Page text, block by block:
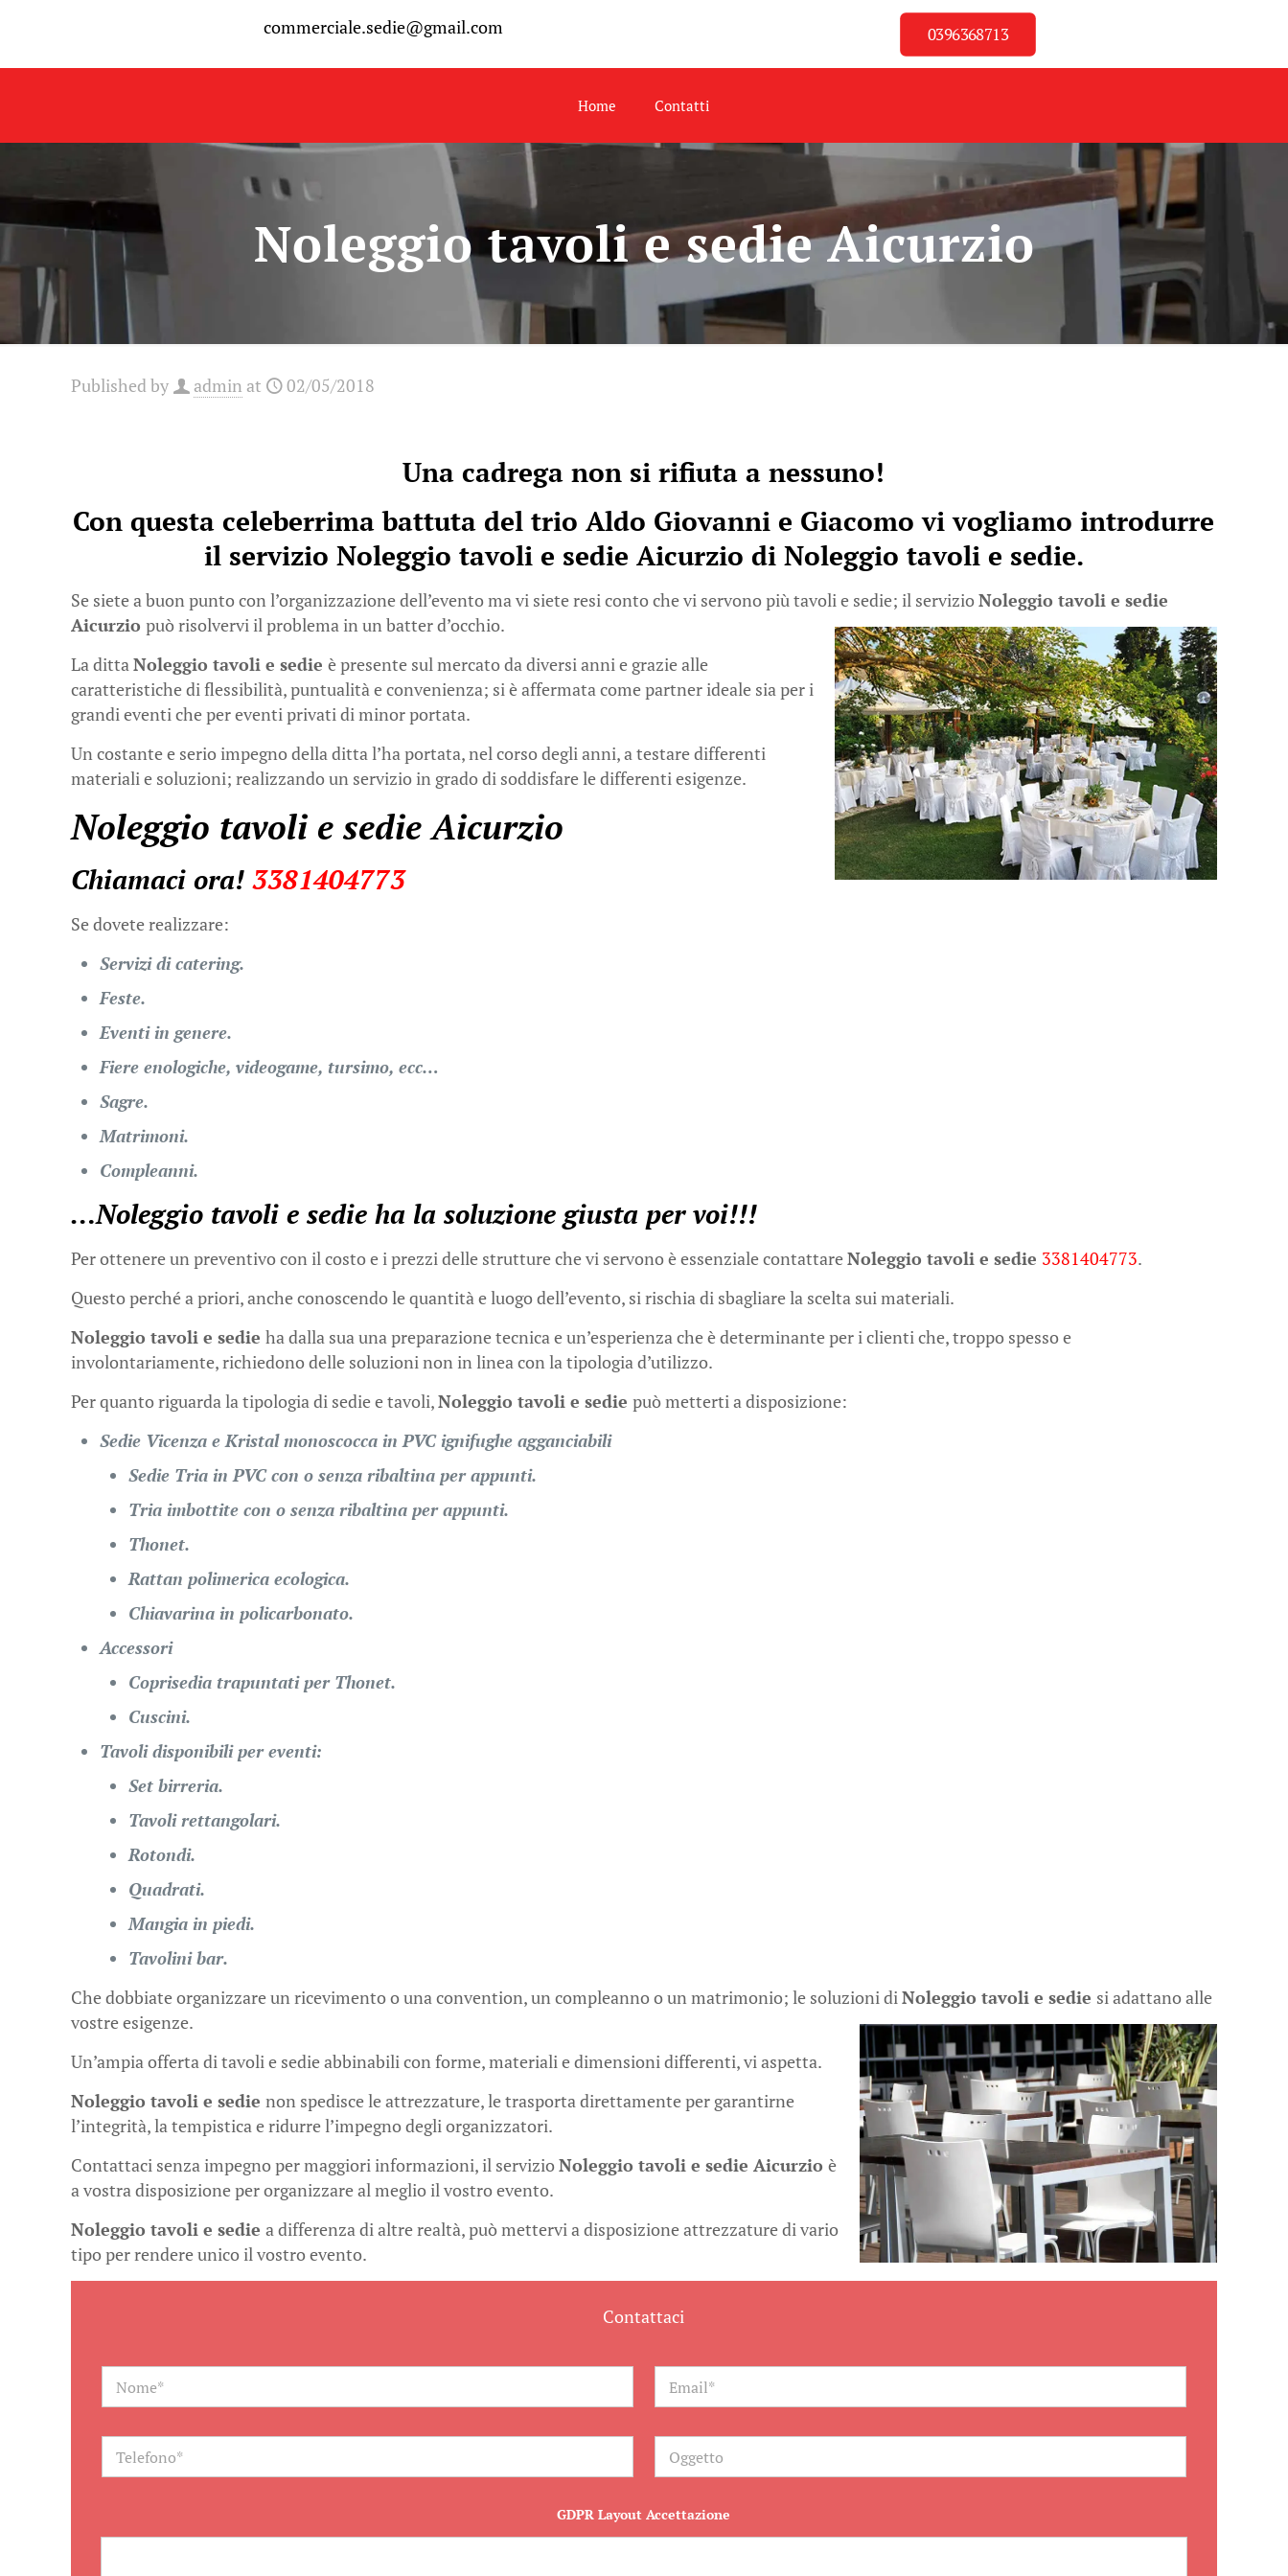
commerciale.sedie@gmail.com 0396368713
Home Contatti
Noleggio tavoli e sedie Aicurzio
Published by admin at 02/05/2018
Una cadrega non si rifiuta a nessuno!
Con questa celeberrima battuta del trio Aldo Giovanni e Giacomo vi vogliamo introdurre
il servizio Noleggio tavoli e sedie Aicurzio di Noleggio tavoli e sedie.
Se siete a buon punto con l’organizzazione dell’evento ma vi siete resi conto che vi servono più tavoli e sedie; il servizioNoleggio tavoli e sedie
Aicurziopuò risolvervi il problema in un batter d’occhio.
La dittaNoleggio tavoli e sedieè presente sul mercato da diversi anni e grazie alle
caratteristiche di flessibilità, puntualità e convenienza; si è affermata come partner ideale sia per i
grandi eventi che per eventi privati di minor portata.
Un costante e serio impegno della ditta l’ha portata, nel corso degli anni, a testare differenti
materiali e soluzioni; realizzando un servizio in grado di soddisfare le differenti esigenze.
Noleggio tavoli e sedie Aicurzio
Chiamaci ora!3381404773
Se dovete realizzare:
Servizi di catering.
Feste.
Eventi in genere.
Fiere enologiche, videogame, tursimo, ecc…
Sagre.
Matrimoni.
Compleanni.
…Noleggio tavoli e sedieha la soluzione giusta per voi!!!
Per ottenere un preventivo con il costo e i prezzi delle strutture che vi servono è essenziale contattareNoleggio tavoli e sedie 3381404773.
Questo perché a priori, anche conoscendo le quantità e luogo dell’evento, si rischia di sbagliare la scelta sui materiali.
Noleggio tavoli e sedieha dalla sua una preparazione tecnica e un’esperienza che è determinante per i clienti che, troppo spesso e
involontariamente, richiedono delle soluzioni non in linea con la tipologia d’utilizzo.
Per quanto riguarda la tipologia di sedie e tavoli,Noleggio tavoli e sediepuò metterti a disposizione:
Sedie Vicenza e Kristal monoscocca in PVC ignifughe agganciabili
Sedie Tria in PVC con o senza ribaltina per appunti.
Tria imbottite con o senza ribaltina per appunti.
Thonet.
Rattan polimerica ecologica.
Chiavarina in policarbonato.
Accessori
Coprisedia trapuntati per Thonet.
Cuscini.
Tavoli disponibili per eventi:
Set birreria.
Tavoli rettangolari.
Rotondi.
Quadrati.
Mangia in piedi.
Tavolini bar.
Che dobbiate organizzare un ricevimento o una convention, un compleanno o un matrimonio; le soluzioni diNoleggio tavoli e sedie si adattano alle
vostre esigenze.
Un’ampia offerta di tavoli e sedie abbinabili con forme, materiali e dimensioni differenti, vi aspetta.
Noleggio tavoli e sedienon spedisce le attrezzature, le trasporta direttamente per garantirne
l’integrità, la tempistica e ridurre l’impegno degli organizzatori.
Contattaci senza impegno per maggiori informazioni, il servizioNoleggio tavoli e sedie Aicurzioè
a vostra disposizione per organizzare al meglio il vostro evento.
Noleggio tavoli e sediea differenza di altre realtà, può mettervi a disposizione attrezzature di vario
tipo per rendere unico il vostro evento.
Contattaci
N
m
*
E
a
l
T
l
n
O
g
t
t
o
GDPR Layout Accettazione